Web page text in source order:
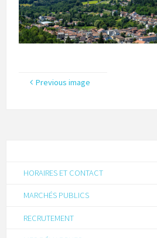
Previous image
HORAIRES ET CONTACT
MARCHÉS PUBLICS
RECRUTEMENT